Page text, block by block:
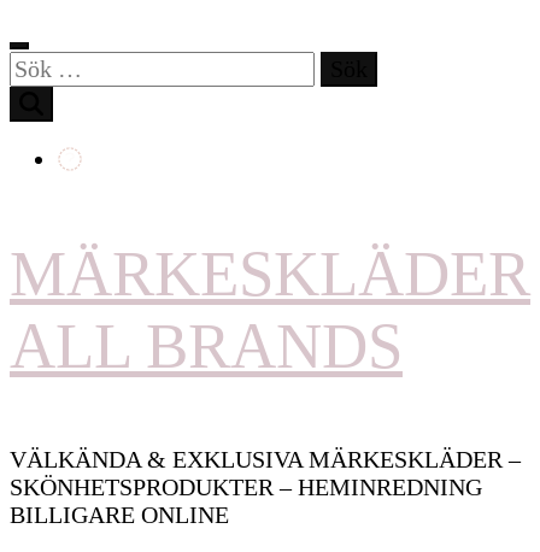
Sök
efter:
MÄRKESKLÄDER
ALL BRANDS
VÄLKÄNDA & EXKLUSIVA MÄRKESKLÄDER –
SKÖNHETSPRODUKTER – HEMINREDNING
BILLIGARE ONLINE